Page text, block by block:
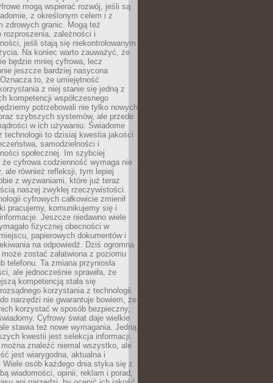
mogą wspierać rozwój, jeśli są
z określonym celem i z
zdrowych granic. Mogą też
rozproszenia, zależności i
jeśli stają się niekontrolowanym
Na koniec warto zauważyć, że
będzie mniej cyfrowa, lecz
jeszcze bardziej nasycona
to, że umiejętność
z niej stanie się jedną z
kompetencji współczesnego
potrzebowali nie tylko nowych
szybszych systemów, ale przede
w ich używaniu. Świadome
technologii to dzisiaj kwestia jakości
samodzielności i
społecznej. Im szybciej
że cyfrowa codzienność wymaga nie
ale również refleksji, tym lepiej
z wyzwaniami, które już teraz
naszej zwykłej rzeczywistości.
cyfrowych całkowicie zmienił
pracujemy, komunikujemy się i
Jeszcze niedawno wiele
fizycznej obecności w
papierowych dokumentów i
na odpowiedź. Dziś ogromna
zostać załatwiona z poziomu
telefonu. Ta zmiana przyniosła
ale jednocześnie sprawiła, że
kompetencją stała się
korzystania z technologii.
narzędzi nie gwarantuje bowiem, że
korzystać w sposób bezpieczny,
Cyfrowy świat daje wielkie
stawia też nowe wymagania. Jedną
kwestii jest selekcja informacji.
znaleźć niemal wszystko, ale
jest wiarygodna, aktualna i
Wiele osób każdego dnia styka się z
wiadomości, opinii, reklam i porad,